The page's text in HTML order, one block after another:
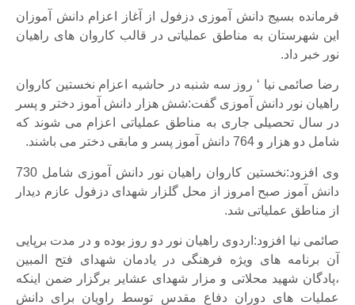
فرمانده بسیج دانش آموزی دزفول از آغاز اعزام دانش آموزان
این شهرستان به مناطق عملیاتی در قالب کاروان های راهیان
نور خبر داد.
رضا صائمی نیا ‘ روز سه شنبه در حاشیه اعزام نخستین کاروان
راهیان نور دانش آموزی گفت:شش هزار دانش آموز دختر و پسر
در سال تحصیلی جاری به مناطق عملیاتی اعزام می شوند که
شامل دو هزار و 764 دانش آموز پسر و مابقی دختر می باشند.
وی افزود:نخستین کاروان راهیان نور دانش آموزی شامل 730
دانش آموز صبح امروز از محل گلزار شهدای دزفول عازم دیدار
از مناطق عملیاتی شد.
صائمی نیا افزود:اردوی راهیان نور دو روز بوده و در مدت برپایی
آن برنامه های ویژه فرهنگی در یادمان شهدای فتح المبین
،پادگان شهید محلاتی و مزار شهدای عشایر برگزار ضمن اینکه
عملیات های دوران دفاع مقدس توسط راویان برای دانش